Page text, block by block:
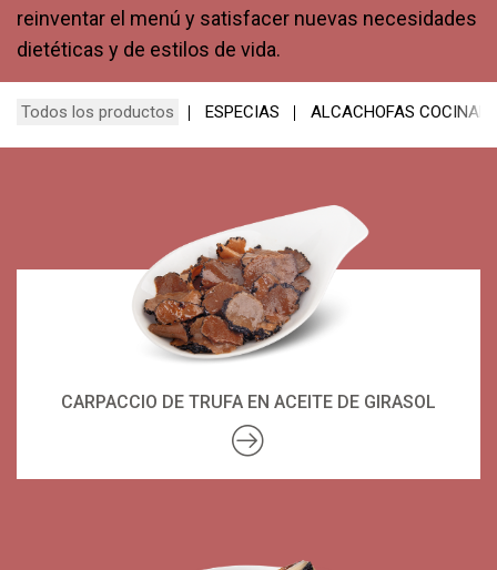
reinventar el menú y satisfacer nuevas necesidades
dietéticas y de estilos de vida.
Todos los productos ESPECIAS ALCACHOFAS
CARPACCIO DE TRUFA EN ACEITE DE GIRASOL